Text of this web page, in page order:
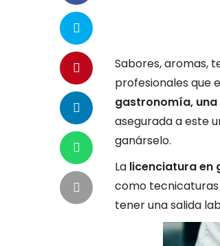
Sabores, aromas,
profesionales que
gastronomía,
asegurada a este
ganárselo.
La licenciatura en
como tecnicaturas
tener una salida